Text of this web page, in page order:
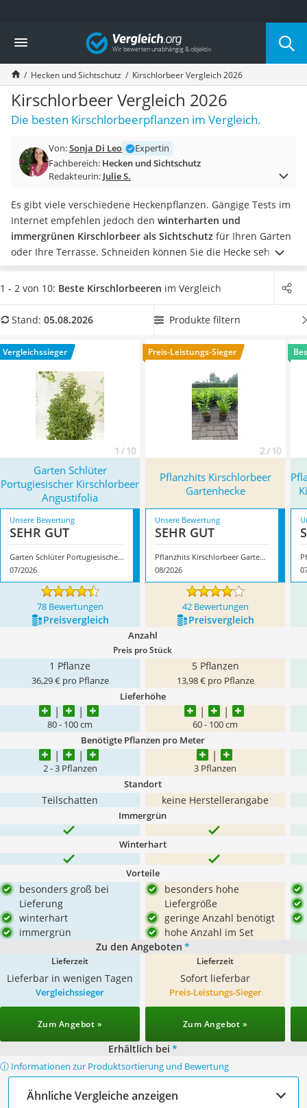
Die beliebtesten Vergleiche nach Kategorie
Baumarkt
Tresor feuerfest
Makita-Akku-Rasenmäher
Kappsäge
Smartes Türschloss
Akku-Rasentrimmer
Split-Klimaanlage 2 Innengeräte
Pelletofen
Tiefbrunnenpumpe
Fliesenschneider
Hochdruckreiniger
Doppelschleifer
Überwachungskamera
Benzinrasenmäher mit Elektrostart
Löschdecke
Winterharte Palmen
Gasdurchlauferhitzer
Vergleich
Hecken und Sichtschutz Kirschlorbeer Vergleich 2026
Kirschlorbeer Vergleich 2026
Die besten Kirschlorbeerpflanzen im Vergleich.
Von:Sonja Di Leo
Expertin
Fachbereich: Hecken und Sichtschutz
Redakteurin: Julie S.
Es gibt viele verschiedene Heckenpflanzen. Gängige Tests im
Internet empfehlen jedoch den winterharten und
immergrünen Kirschlorbeer als Sichtschutz für Ihren Garten
oder Ihre Terrasse. Schneiden können Sie die Hecke sehr
unkompliziert mit einer herkömmlichenHeckenschere, falls
die Pflanze zu hoch werden sollte.Wählen Sie jetzt aus
gewachsenen Kirschlorbeer
, damit Ihr Sichtschutz möglichst
hier im August 2026 besonders das ModellGarten Schlüter
Portugiesischer Kirschlorbeer Angustifolia* mit seinen
Eigenschaften.
1 - 2 von 10: Beste Kirschlorbeeren im Vergleich
Stand: 05.08.2026 Produkte filtern
Vergleichssieger
1 / 10
Preis-Leistungs-Sieger
2 / 10
Garten Schlüter
Portugiesischer Kirschlorbeer
Angustifolia
Pflanzhits Kirschlorbeer
Gartenhecke
Unsere Bewertung
SEHR GUT
Garten Schlüter Portugiesischer Kirschlorbeer Angustifolia
07/2026
Unsere Bewertung
SEHR GUT
Pflanzhits Kirschlorbeer Gartenhecke
08/2026
78 Bewertungen 42 Bewertungen
Preis­vergleich Preis­vergleich
Anzahl
Preis pro Stück
1 Pflanze
36,29 € pro Pflanze
5 Pflanzen
13,98 € pro Pflanze
Lieferhöhe
80 - 100 cm 60 - 100 cm
Benötigte Pflanzen pro Meter
2 - 3 Pflanzen 3 Pflanzen
Standort
Teilschatten keine Herstellerangabe
Immergrün
Winterhart
Vorteile
besonders groß bei
Lieferung
winterhart
immergrün
besonders hohe
Liefergröße
geringe Anzahl benötigt
hohe Anzahl im Set
Zu den Angeboten *
Lieferzeit
Lieferbar in wenigen Tagen
Lieferzeit
Sofort lieferbar
Vergleichssieger
Zum Angebot »
Preis-Leistungs-Sieger
Zum Angebot »
Erhältlich bei *
ⓘ Informationen zur Produktsortierung und Bewertung
Ähnliche Vergleiche anzeigen